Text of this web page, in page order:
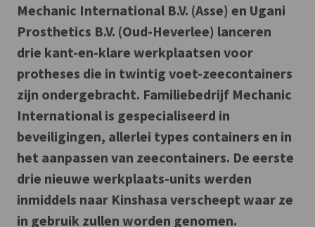
Mechanic International B.V. (Asse) en Ugani
Prosthetics B.V. (Oud-Heverlee) lanceren
drie kant-en-klare werkplaatsen voor
protheses die in twintig voet-zeecontainers
zijn ondergebracht. Familiebedrijf Mechanic
International is gespecialiseerd in
beveiligingen, allerlei types containers en in
het aanpassen van zeecontainers. De eerste
drie nieuwe werkplaats-units werden
inmiddels naar Kinshasa verscheept waar ze
in gebruik zullen worden genomen.